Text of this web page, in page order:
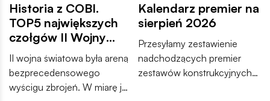
Historia z COBI.
TOP5 największych
czołgów II Wojny
Światowej
II wojna światowa była areną
bezprecedensowego
wyścigu zbrojeń. W miarę jak
Kalendarz premier na
sierpień 2026
Przesyłamy zestawienie
nadchodzących premier
zestawów konstrukcyjnych